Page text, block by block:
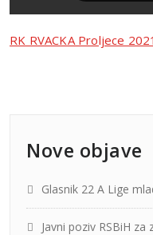
RK RVACKA Proljece 2021
Nove objave
Glasnik 22 A Lige
Javni poziv RSBiH